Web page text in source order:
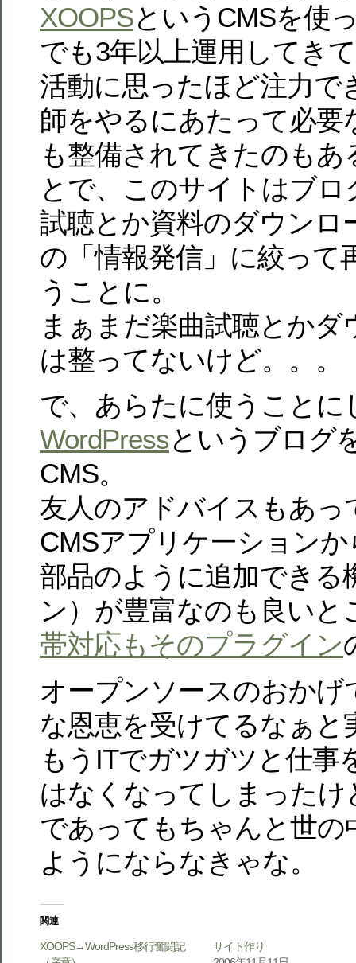
XOOPSというCMSを使
でも3年以上運用してき
活動に思ったほど注力で
師をやるにあたって必要
も整備されてきたのも
とで、このサイトはブ
試聴とか資料のダウンロ
の「情報発信」に絞って
うことに。
まぁまだ楽曲試聴とかダ
は整ってないけど。。。
で、あらたに使うことに
WordPressというブログ
CMS。
友人のアドバイスもあっ
CMSアプリケーション
部品のように追加できる
ン）が豊富なのも良いと
帯対応もそのプラグイン
オープンソースのおかげ
な恩恵を受けてるなぁと
もうITでガツガツと仕事
はなくなってしまったけ
であってもちゃんと世の
ようにならなきゃな。
関連
XOOPS→WordPress移行奮闘記
サイト作り